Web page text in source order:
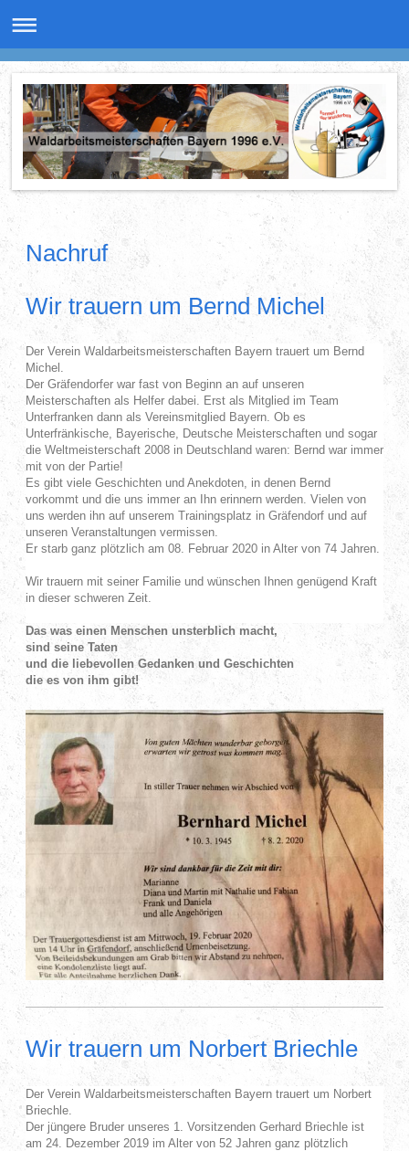
Nachruf
Wir trauern um Bernd Michel
Der Verein Waldarbeitsmeisterschaften Bayern trauert um Bernd
Michel.
Der Gräfendorfer war fast von Beginn an auf unseren
Meisterschaften als Helfer dabei. Erst als Mitglied im Team
Unterfranken dann als Vereinsmitglied Bayern. Ob es
Unterfränkische, Bayerische, Deutsche Meisterschaften und sogar
die Weltmeisterschaft 2008 in Deutschland waren: Bernd war immer
mit von der Partie!
Es gibt viele Geschichten und Anekdoten, in denen Bernd
vorkommt und die uns immer an Ihn erinnern werden. Vielen von
uns werden ihn auf unserem Trainingsplatz in Gräfendorf und auf
unseren Veranstaltungen vermissen.
Er starb ganz plötzlich am 08. Februar 2020 in Alter von 74 Jahren.
Wir trauern mit seiner Familie und wünschen Ihnen genügend Kraft
in dieser schweren Zeit.
Das was einen Menschen unsterblich macht,
sind seine Taten
und die liebevollen Gedanken und Geschichten
die es von ihm gibt!
Wir trauern um Norbert Briechle
Der Verein Waldarbeitsmeisterschaften Bayern trauert um Norbert
Briechle.
Der jüngere Bruder unseres 1. Vorsitzenden Gerhard Briechle ist
am 24. Dezember 2019 im Alter von 52 Jahren ganz plötzlich